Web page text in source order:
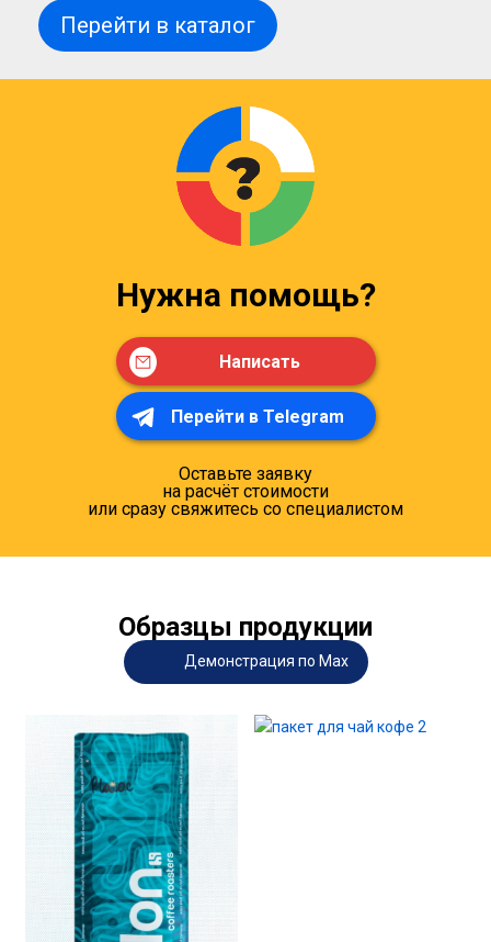
Перейти в каталог
Нужна помощь?
Написать
Перейти в Telegram
Оставьте заявку
на расчёт стоимости
или сразу свяжитесь со специалистом
Образцы продукции
Демонстрация по Max